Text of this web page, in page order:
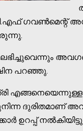
ഗവണ്‍മെന്റ്
ലഭിച്ചുവെന്നും
പറഞ്ഞു.
ദുരിതമാണ്
ഉറപ്പ്